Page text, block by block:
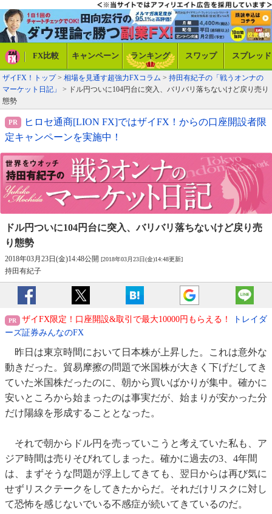
FX比較 キャンペーン ランキング スワップ スプレッド
ザイFX！トップ> 相場を見通す超強力FXコラム > 持田有紀子の「戦うオンナの
マーケット日記」
> ドル円ついに104円台に突入、バリバリ落ちないけど戻り売り
態勢
ヒロセ通商[LION FX]ではザイFX！からの口座開設者限
定キャンペーンを実施中！
ドル円ついに104円台に突入、バリバリ落ちないけど戻り売
り態勢
2018年03月23日(金)14:48公開 [2018年03月23日(金)14:48更新]
持田有紀子
ザイFX限定！口座開設&取引で最大10000円もらえる！
トレイダ
ーズ証券みんなのFX
昨日は東京時間において日本株が上昇した。これは意外な
動きだった。貿易摩擦の問題で米国株が大きく下げだしてき
ていた米国株だったのに、朝から買いばかりが集中。確かに
安いところから始まったのは事実だが、始まりが安かった分
だけ陽線を形成することとなった。
それで朝からドル円を売っていこうと考えていた私も、ア
ジア時間は売りそびれてしまった。確かに過去の3、4年間
は、まずそうな問題が浮上してきても、翌日からは再び気に
せずリスクテークをしてきたからだ。それだけリスクに対し
て恐怖を感じないでいる不感症が続いてきているのだ。